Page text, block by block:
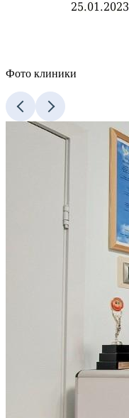
Фото клиники